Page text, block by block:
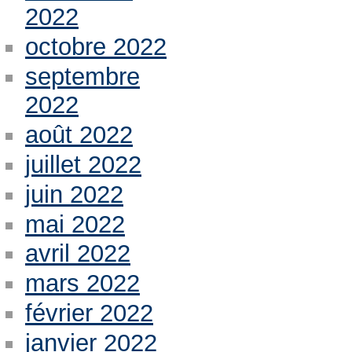
2022
octobre 2022
septembre
2022
août 2022
juillet 2022
juin 2022
mai 2022
avril 2022
mars 2022
février 2022
janvier 2022